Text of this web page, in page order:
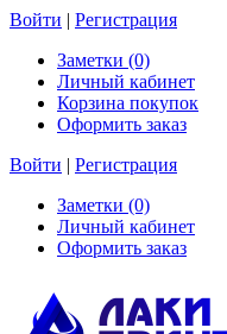
Войти | Регистрация
Заметки (0)
Личный кабинет
Корзина покупок
Оформить заказ
Войти | Регистрация
Заметки (0)
Личный кабинет
Оформить заказ